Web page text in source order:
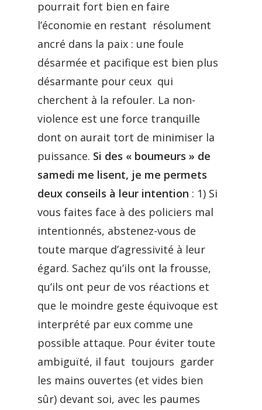
pourrait fort bien en faire
l’économie en restant résolument
ancré dans la paix : une foule
désarmée et pacifique est bien plus
désarmante pour ceux qui
cherchent à la refouler. La non-
violence est une force tranquille
dont on aurait tort de minimiser la
puissance. Si des « boumeurs » de
samedi me lisent, je me permets
deux conseils à leur intention : 1) Si
vous faites face à des policiers mal
intentionnés, abstenez-vous de
toute marque d’agressivité à leur
égard. Sachez qu’ils ont la frousse,
qu’ils ont peur de vos réactions et
que le moindre geste équivoque est
interprété par eux comme une
possible attaque. Pour éviter toute
ambiguïté, il faut toujours garder
les mains ouvertes (et vides bien
sûr) devant soi, avec les paumes